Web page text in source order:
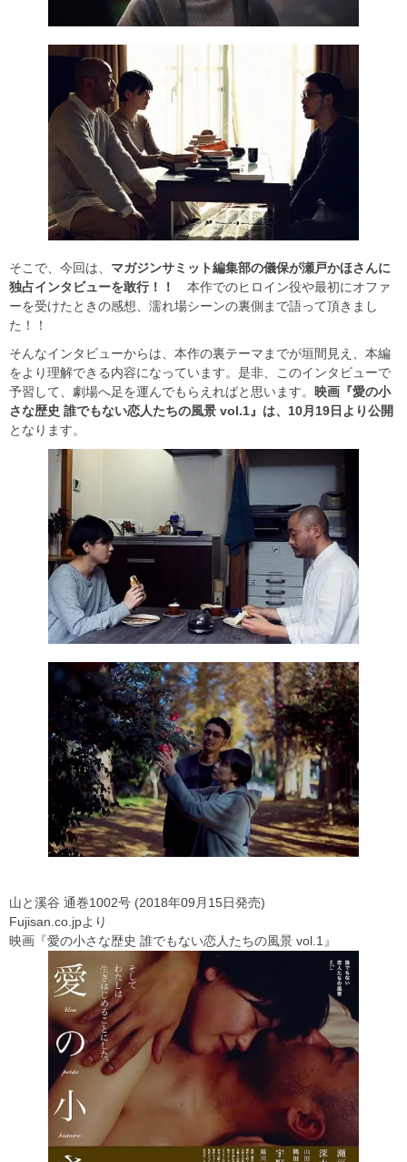
そこで、今回は、 マガジンサミット編集部の儀保が瀬戸かほさんに
独占インタビューを敢行！！
本作でのヒロイン役や最初にオファ
ーを受けたときの感想、濡れ場シーンの裏側まで語って頂きまし
た！！
そんなインタビューからは、本作の裏テーマまでが垣間見え、本編
をより理解できる内容になっています。是非、このインタビューで
予習して、劇場へ足を運んでもらえればと思います。 映画『愛の小
さな歴史 誰でもない恋人たちの風景 vol.1』は、10月19日より公開
となります。
山と溪谷 通巻1002号 (2018年09月15日発売)
Fujisan.co.jpより
映画『愛の小さな歴史 誰でもない恋人たちの風景 vol.1』